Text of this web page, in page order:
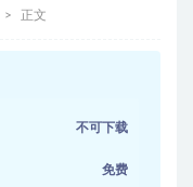
正文
不可下载
免费